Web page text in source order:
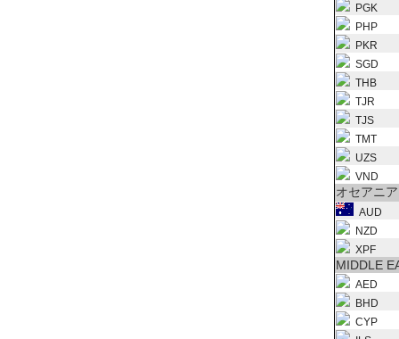
PGK
PHP
PKR
SGD
THB
TJR
TJS
TMT
UZS
VND
オセアニア
AUD
NZD
XPF
MIDDLE
AED
BHD
CYP